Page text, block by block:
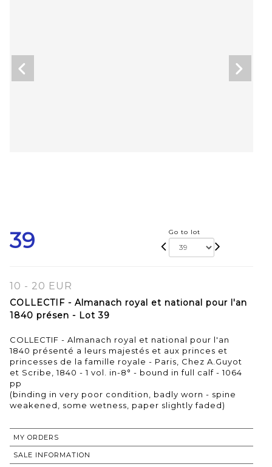
39 Go to lot
10 - 20 EUR
COLLECTIF - Almanach royal et national pour l'an
1840 présen - Lot 39
COLLECTIF - Almanach royal et national pour l'an
1840 présenté a leurs majestés et aux princes et
princesses de la famille royale - Paris, Chez A.Guyot
et Scribe, 1840 - 1 vol. in-8° - bound in full calf - 1064
pp
(binding in very poor condition, badly worn - spine
weakened, some wetness, paper slightly faded)
MY ORDERS
SALE INFORMATION